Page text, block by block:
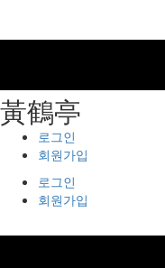
⿈鶴亭
로그인
회원가입
로그인
회원가입